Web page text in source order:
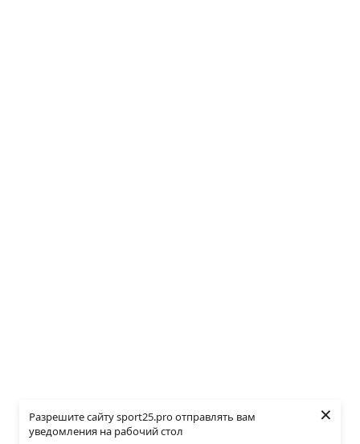
Разрешите сайту sport25.pro отправлять вам
уведомления на рабочий стол
×